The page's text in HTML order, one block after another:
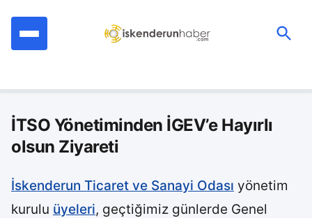
İTSO Yönetiminden İGEV’e Hayırlı
olsun Ziyareti
İskenderun Ticaret ve Sanayi Odası yönetim
kurulu üyeleri, geçtiğimiz günlerde Genel